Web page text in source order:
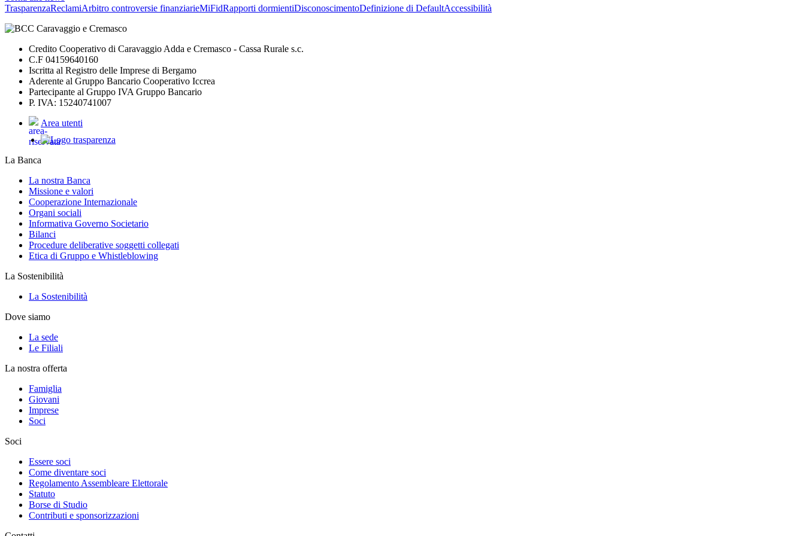
TrasparenzaReclamiArbitro controversie finanziarieMiFidRapporti dormientiDisconoscimentoDefinizione di DefaultAccessibilità
Credito Cooperativo di Caravaggio Adda e Cremasco - Cassa Rurale s.c.
C.F 04159640160
Iscritta al Registro delle Imprese di Bergamo
Aderente al Gruppo Bancario Cooperativo Iccrea
Partecipante al Gruppo IVA Gruppo Bancario
P. IVA: 15240741007
Area utenti
La Banca
La nostra Banca
Missione e valori
Cooperazione Internazionale
Organi sociali
Informativa Governo Societario
Bilanci
Procedure deliberative soggetti collegati
Etica di Gruppo e Whistleblowing
La Sostenibilità
La Sostenibilità
Dove siamo
La sede
Le Filiali
La nostra offerta
Famiglia
Giovani
Imprese
Soci
Soci
Essere soci
Come diventare soci
Regolamento Assembleare Elettorale
Statuto
Borse di Studio
Contributi e sponsorizzazioni